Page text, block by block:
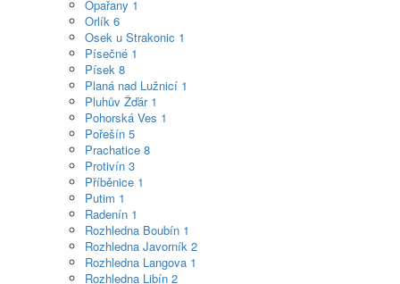
Opařany 1
Orlík 6
Osek u Strakonic 1
Písečné 1
Písek 8
Planá nad Lužnicí 1
Pluhův Žďár 1
Pohorská Ves 1
Pořešín 5
Prachatice 8
Protivín 3
Příběnice 1
Putim 1
Radenín 1
Rozhledna Boubín 1
Rozhledna Javorník 2
Rozhledna Langova 1
Rozhledna Libín 2